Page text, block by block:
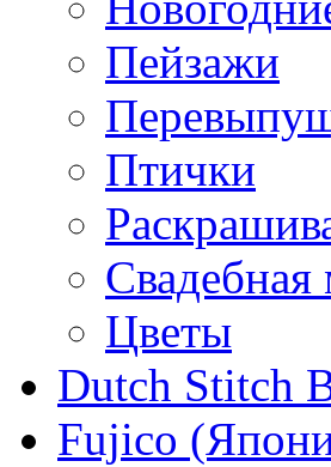
Пейзажи
Птички
Свадебная
Цветы
Dutch Stitch
Fujico